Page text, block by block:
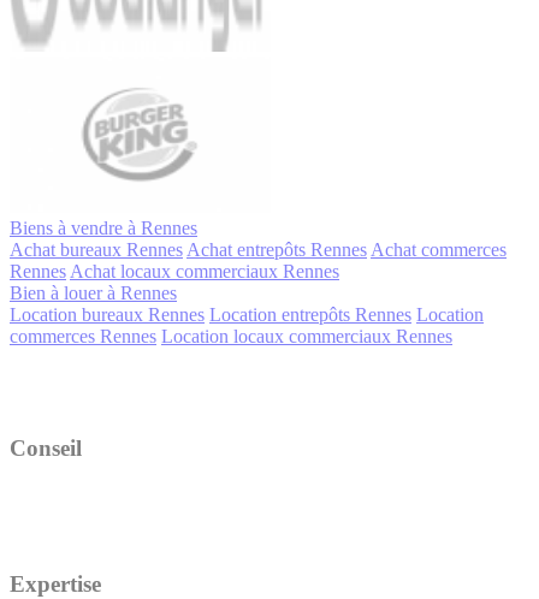
Biens à vendre à Rennes
Achat bureaux Rennes Achat entrepôts Rennes Achat commerces
Rennes Achat locaux commerciaux Rennes
Bien à louer à Rennes
Location bureaux Rennes Location entrepôts Rennes Location
commerces Rennes Location locaux commerciaux Rennes
Conseil
Expertise